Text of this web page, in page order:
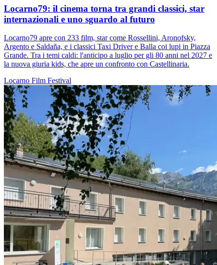
Locarno79: il cinema torna tra grandi classici, star
internazionali e uno sguardo al futuro
Locarno79 apre con 233 film, star come Rossellini, Aronofsky,
Argento e Saldaña, e i classici Taxi Driver e Balla coi lupi in Piazza
Grande. Tra i temi caldi: l'anticipo a luglio per gli 80 anni nel 2027 e
la nuova giuria kids, che apre un confronto con Castellinaria.
Locarno Film Festival